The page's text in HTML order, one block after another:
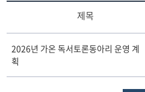
온
게
시
제목
2026년 가온 독서토론동아리 운영 계
획